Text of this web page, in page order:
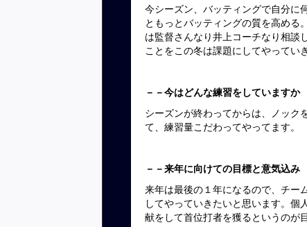
今シーズン、バッティングで自分に
ともっとバッティングの質を高める
は監督さんなり井上コーチなり相談
ことをこの冬は課題にしてやってい
－－今はどんな練習をしていますか
シーズンが終わってからは、ノック
て、練習量こだわってやってます。
－－来年に向けての目標と意気込み
来年は最後の１年になるので、チー
してやっていきたいと思います。
献をして首位打者を獲るというのが